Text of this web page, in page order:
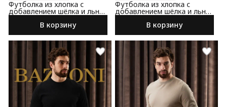
Футболка из хлопка с
добавлением шёлка и льна
темно-синего цвета
В корзину
Футболка из хлопка с
добавлением шёлка и льна
коричневого цвета
В корзину